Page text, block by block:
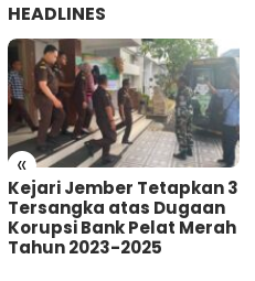
HEADLINES
«
Kejari Jember Tetapkan 3
Tersangka atas Dugaan
Korupsi Bank Pelat Merah
Tahun 2023-2025